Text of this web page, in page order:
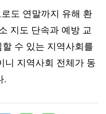
도 연말까지 유해 환
지도 단속과 예방 교
수 있는 지역사회를
니 지역사회 전체가 동
.